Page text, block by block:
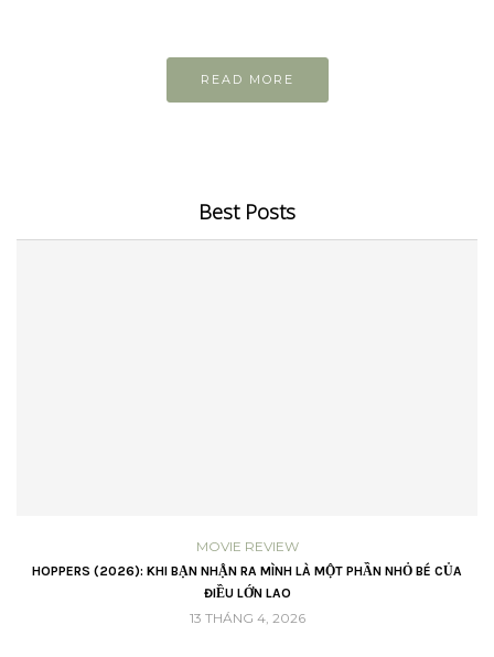
READ MORE
Best Posts
MOVIE REVIEW
HOPPERS (2026): KHI BẠN NHẬN RA MÌNH LÀ MỘT PHẦN NHỎ BÉ CỦA
ĐIỀU LỚN LAO
13 THÁNG 4, 2026